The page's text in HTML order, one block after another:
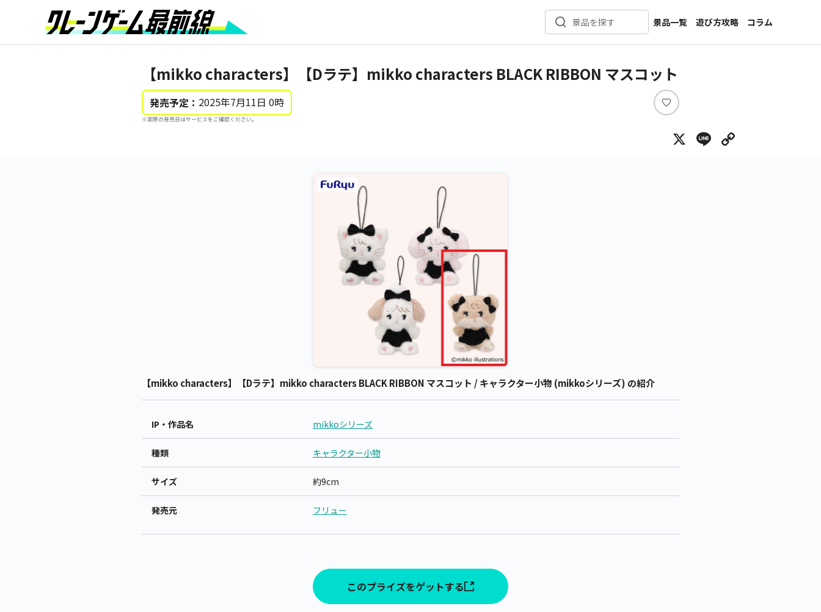
景品を探す
景品一覧
新着景品
カテゴリ一覧
メーカー一覧
遊び方攻略
コラム
インタビュー
【mikko characters】【Dラテ】mikko characters BLACK RIBBON マスコット
発売予定： 2025年7月11日 0時
※実際の発売日はサービスをご確認ください。
い
ね
X Line
【mikko characters】【Dラテ】mikko characters BLACK RIBBON マスコット / キャラクター小物 (mikkoシリーズ) の紹介
IP・作品名 mikkoシリーズ
種類 キャラクター小物
サイズ 約9cm
発売元 フリュー
このプライズをゲットする